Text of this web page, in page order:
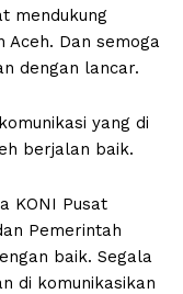
mendukung
Aceh. Dan semoga
dengan lancar.
yang di
berjalan baik.
KONI Pusat
Pemerintah
baik. Segala
di komunikasikan